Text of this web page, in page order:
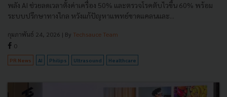
พลัง AI ช่วยลดเวลาตั้งค่าเครื่อง 50% และตรวจโรคตับไวขึ้น 60% พร้อม
ระบบปรึกษาทางไกล หวังแก้ปัญหาแพทย์ขาดแคลนและ...
กุมภาพันธ์ 24, 2026 | By Techsauce Team
0
PR News AI Philips Ultrasound Healthcare